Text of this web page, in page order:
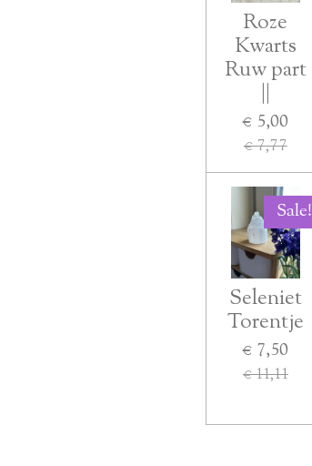
Roze
Kwarts
Ruw part
€ 5,00
€ 7,77
Sale!
Seleniet
Torentje
€ 7,50
€ 11,11